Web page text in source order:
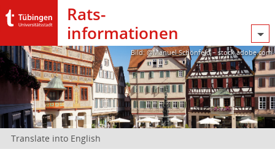
Rats­
informationen
Bild: @Manuel Schönfeld – stock.adobe.com
Translate into English